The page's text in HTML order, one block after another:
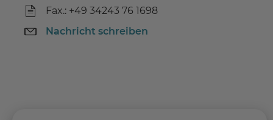
Fax.: +49 34243 76 1698
Nachricht schreiben